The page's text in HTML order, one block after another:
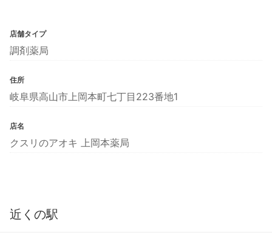
店舗タイプ
調剤薬局
住所
岐阜県高山市上岡本町七丁目223番地1
店名
クスリのアオキ 上岡本薬局
近くの駅